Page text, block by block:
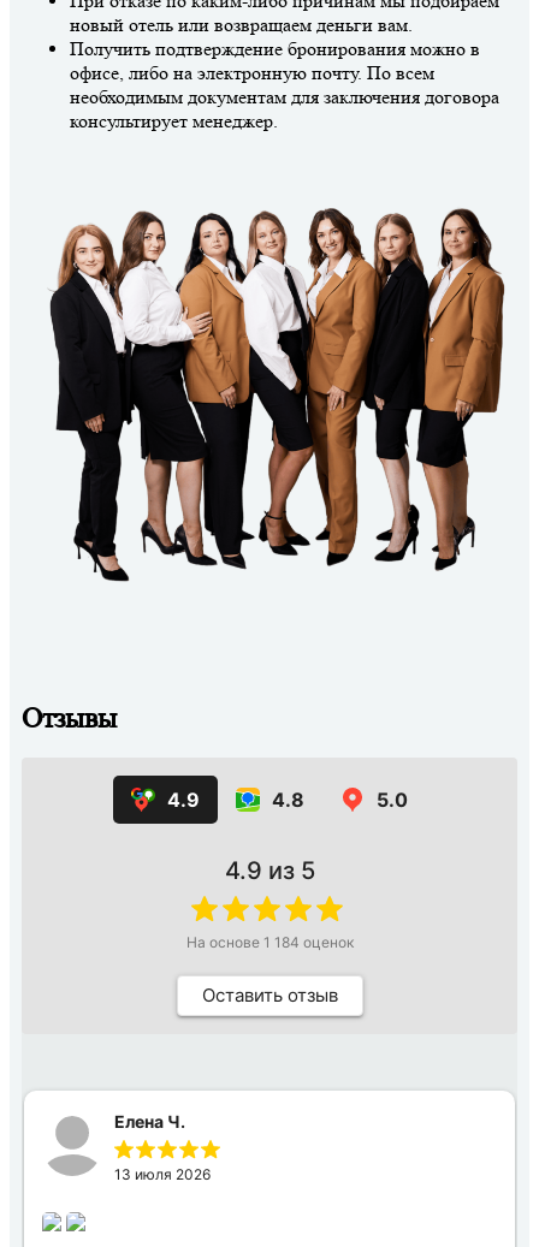
новый отель или возвращаем деньги вам.
Получить подтверждение бронирования можно в
офисе, либо на электронную почту. По всем
необходимым документам для заключения договора
консультирует менеджер.
Отзывы
4.9 4.8 5.0
4.9 из 5
На основе 1 184 оценок
Оставить отзыв
Елена Ч.
13 июля 2026